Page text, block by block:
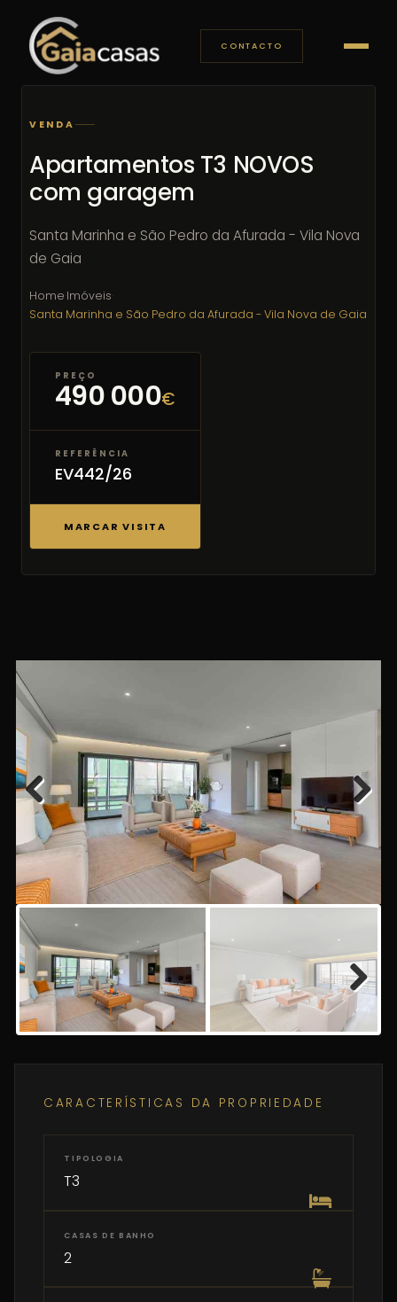
CONTACTO
VENDA
Apartamentos T3 NOVOS
com garagem
Santa Marinha e São Pedro da Afurada - Vila Nova
de Gaia
Home·Imóveis·
Santa Marinha e São Pedro da Afurada - Vila Nova de Gaia
PREÇO
490 000€
REFERÊNCIA
EV442/26
MARCAR VISITA
Previous Next
Next
CARACTERÍSTICAS DA PROPRIEDADE
TIPOLOGIA
T3
CASAS DE BANHO
2